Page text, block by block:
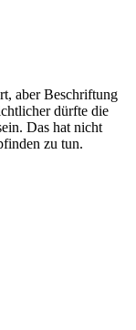
aber Beschriftung
dürfte die
Das hat nicht
zu tun.